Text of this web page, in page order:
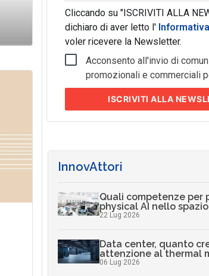
Cliccando su "ISCRIVITI ALLA
dichiaro di aver letto l'
voler ricevere la Newsletter.
Acconsento all'invio di
promozionali e commerciali
ISCRIVITIALLA
InnovAttori
Quali competenze per
physical AI nello
22 Lug 2026
Data center, quanto
attenzione al thermal
06 Lug 2026